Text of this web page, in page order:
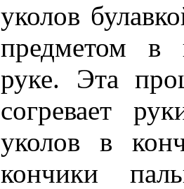
уколов
предметом в
руке. Эта
согревает
уколов в
кончики